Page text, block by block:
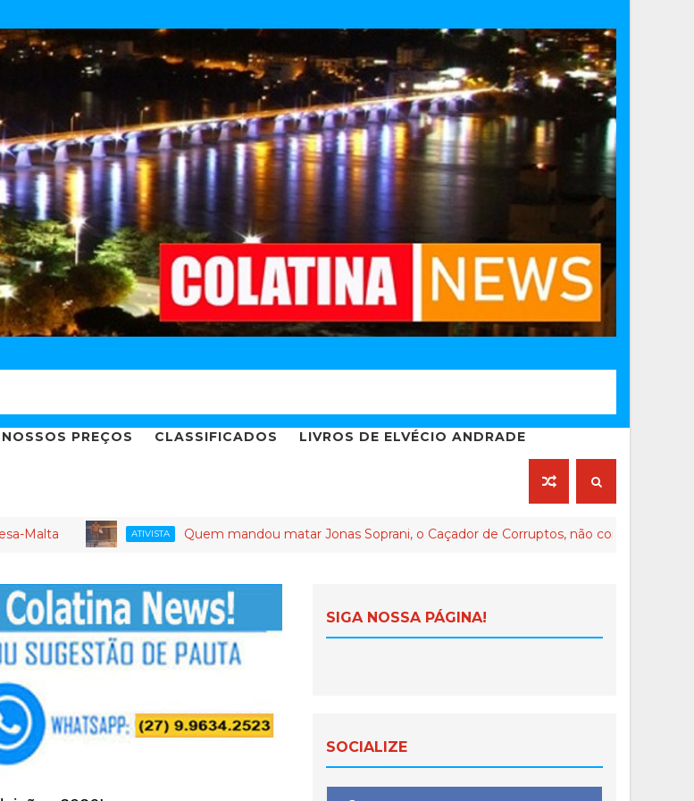
NOSSOS PREÇOS CLASSIFICADOS LIVROS DE ELVÉCIO ANDRADE
ATIVISTA Quem mandou matar Jonas Soprani, o Caçador de Corruptos, não conseguiu matar sua
SIGA NOSSA PÁGINA!
SOCIALIZE